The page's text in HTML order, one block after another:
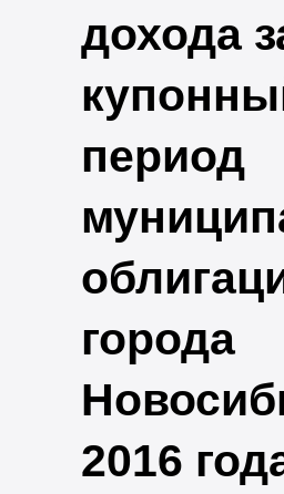
дохода
период
города
2016